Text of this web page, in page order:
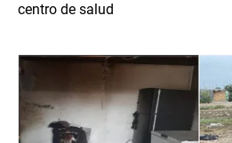
centro de salud